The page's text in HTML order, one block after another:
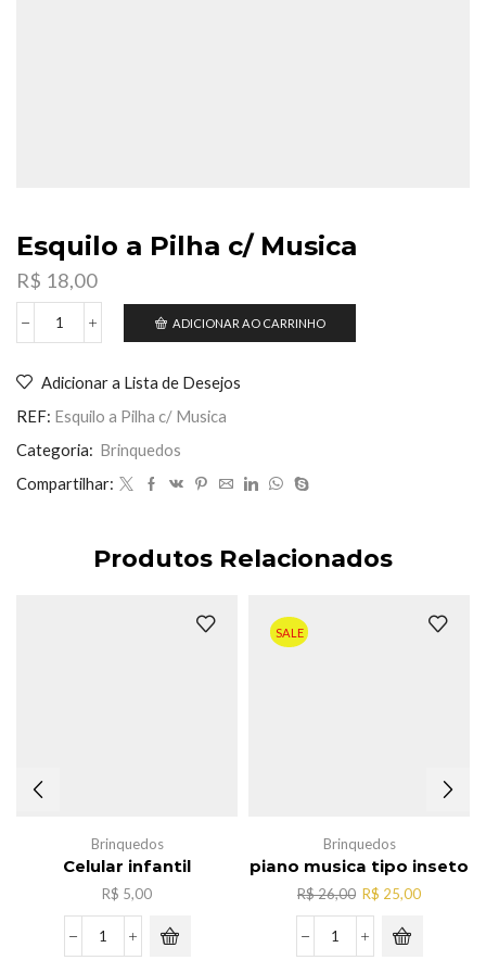
Esquilo a Pilha c/ Musica
R$ 18,00
Esquilo
c/
Musica
quantidade
ADICIONAR AO CARRINHO
Adicionar a Lista de Desejos
REF: Esquilo a Pilha c/ Musica
Categoria: Brinquedos
Compartilhar:
Produtos Relacionados
Brinquedos
Celular infantil
R$ 5,00
Celular
SALE
Brinquedos
piano musica tipo inseto
R$26,00 O
preço
original
era:
R$ 25,00O
piano